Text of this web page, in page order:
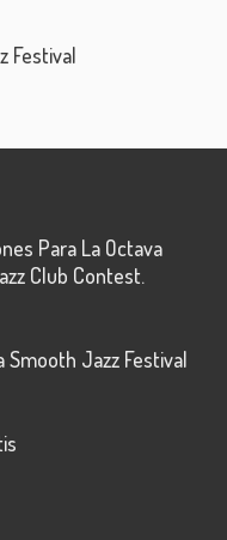
Festival
Para La Octava
Club Contest.
Smooth Jazz Festival